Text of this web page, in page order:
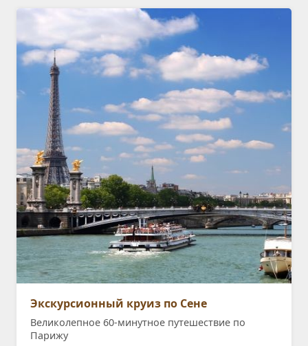
Экскурсионный круиз по Сене
Великолепное 60-минутное путешествие по
Парижу